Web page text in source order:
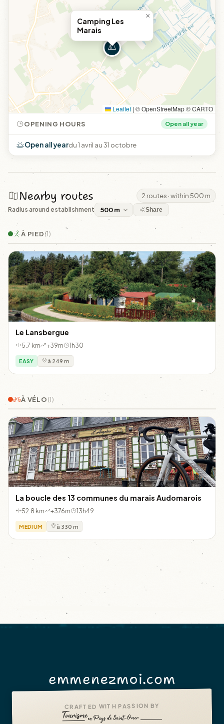
Camping Les
Marais
×
Leaflet | © OpenStreetMap © CARTO
OPENING HOURS Open all year
Open all yeardu 1 avril au 31 octobre
Nearby routes 2 routes · within 500 m
Radius around establishment Share
À PIED(1)
Le Lansbergue
5.7 km +39m 1h30
EASY à 249 m
À VÉLO(1)
La boucle des 13 communes du marais Audomarois
52.8 km +376m 13h49
MEDIUM à 330 m
emmenezmoi.com
CRAFTED WITH PASSION BY